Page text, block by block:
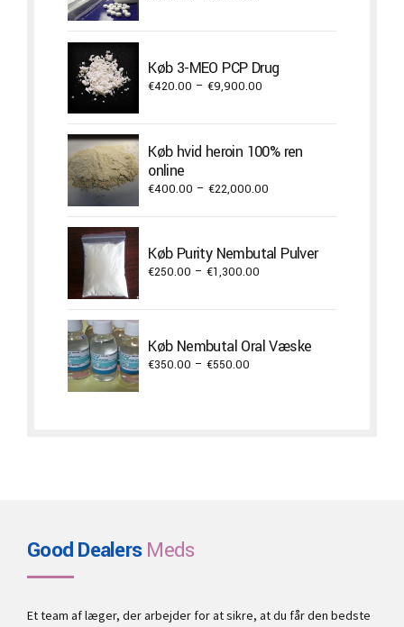
€2,000.00
Køb 3-MEO PCP Drug
€420.00 – €9,900.00
through
€9,900.00
Køb hvid heroin 100% ren
online
€400.00 – €22,000.00
through
€22,000.00
Køb Purity Nembutal Pulver
€250.00 – €1,300.00
€1,300.00
Køb Nembutal Oral Væske
€350.00 – €550.00
Good DealersMeds
Et team af læger, der arbejder for at sikre, at du får den bedste